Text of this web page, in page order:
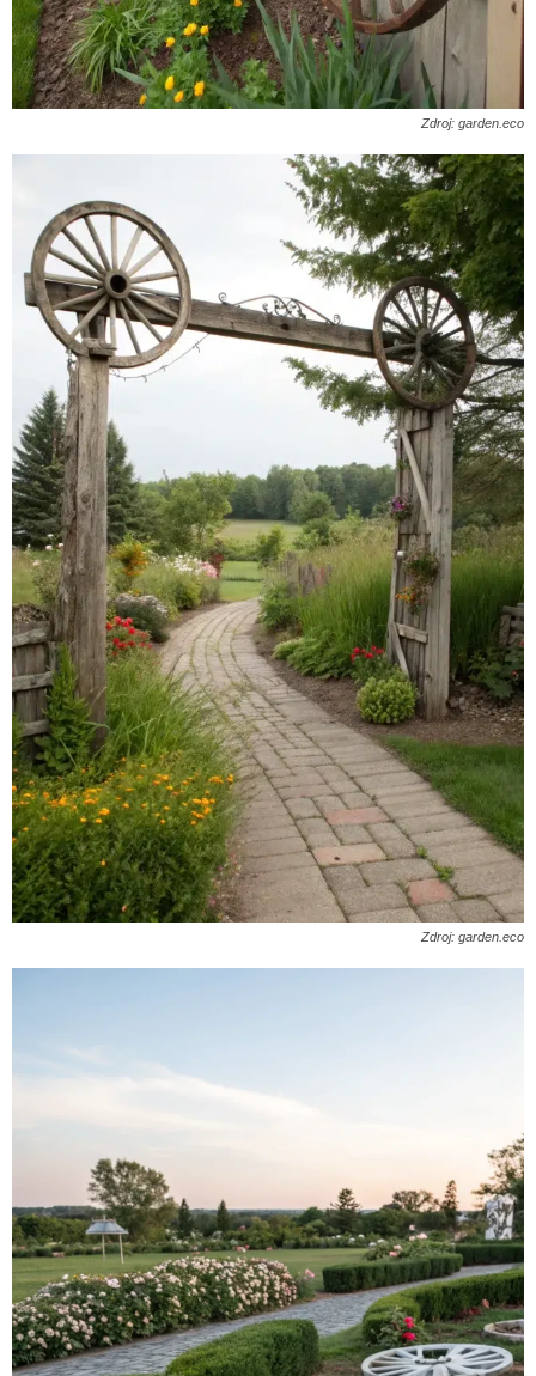
Zdroj: garden.eco
Zdroj: garden.eco